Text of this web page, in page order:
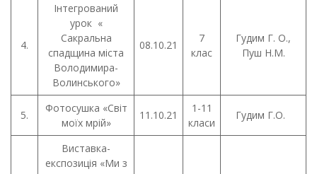
4.
Інтегрований
урок «
Сакральна
спадщина міста
Володимира-
Волинського»
08.10.21
7
клас
Гудим Г. О.,
Пуш Н.М.
5.
Фотосушка «Світ
моїх мрій»
11.10.21
1-11
класи
Гудим Г.О.
Виставка-
експозиція «Ми з